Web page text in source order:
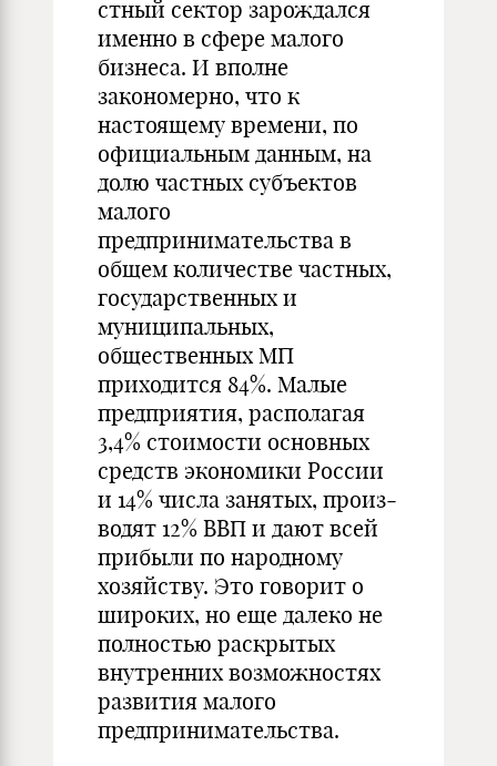
стный сектор зарождался
именно в сфере ма­лого
бизнеса. И вполне
закономерно, что к
настоящему времени, по
официальным данным, на
долю частных субъектов
малого
предпринимательства в
общем ко­ли­честве частных,
государственных и
муниципальных,
общественных МП
приходится 84%. Малые
предприятия, располагая
3,4% стоимос­ти основных
средств эконо­мики России
и 14% числа занятых, произ­
водят 12% ВВП и дают всей
прибыли по народному
хозяйству. Это говорит о
широких, но еще далеко не
полностью рас­крытых
внут­ренних возможностях
развития малого
предпринимательства.